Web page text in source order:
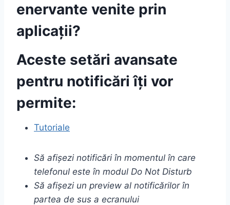
enervante venite prin
aplicații?
Aceste setări avansate
pentru notificări îți vor
permite:
Tutoriale
Să afișezi notificări în momentul în care
telefonul este în modul Do Not Disturb
Să afișezi un preview al notificărilor în
partea de sus a ecranului